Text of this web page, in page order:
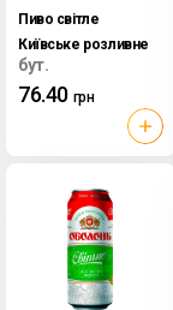
Пиво світле
Київське розливне
Оболонь, 1.95 л
бут.
76.40 грн